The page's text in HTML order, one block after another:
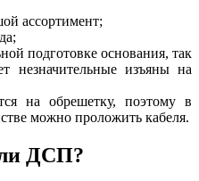
ассортимент;
подготовке основания, так
незначительные изъяны на
на обрешетку, поэтому в
можно проложить кабеля.
ДСП?